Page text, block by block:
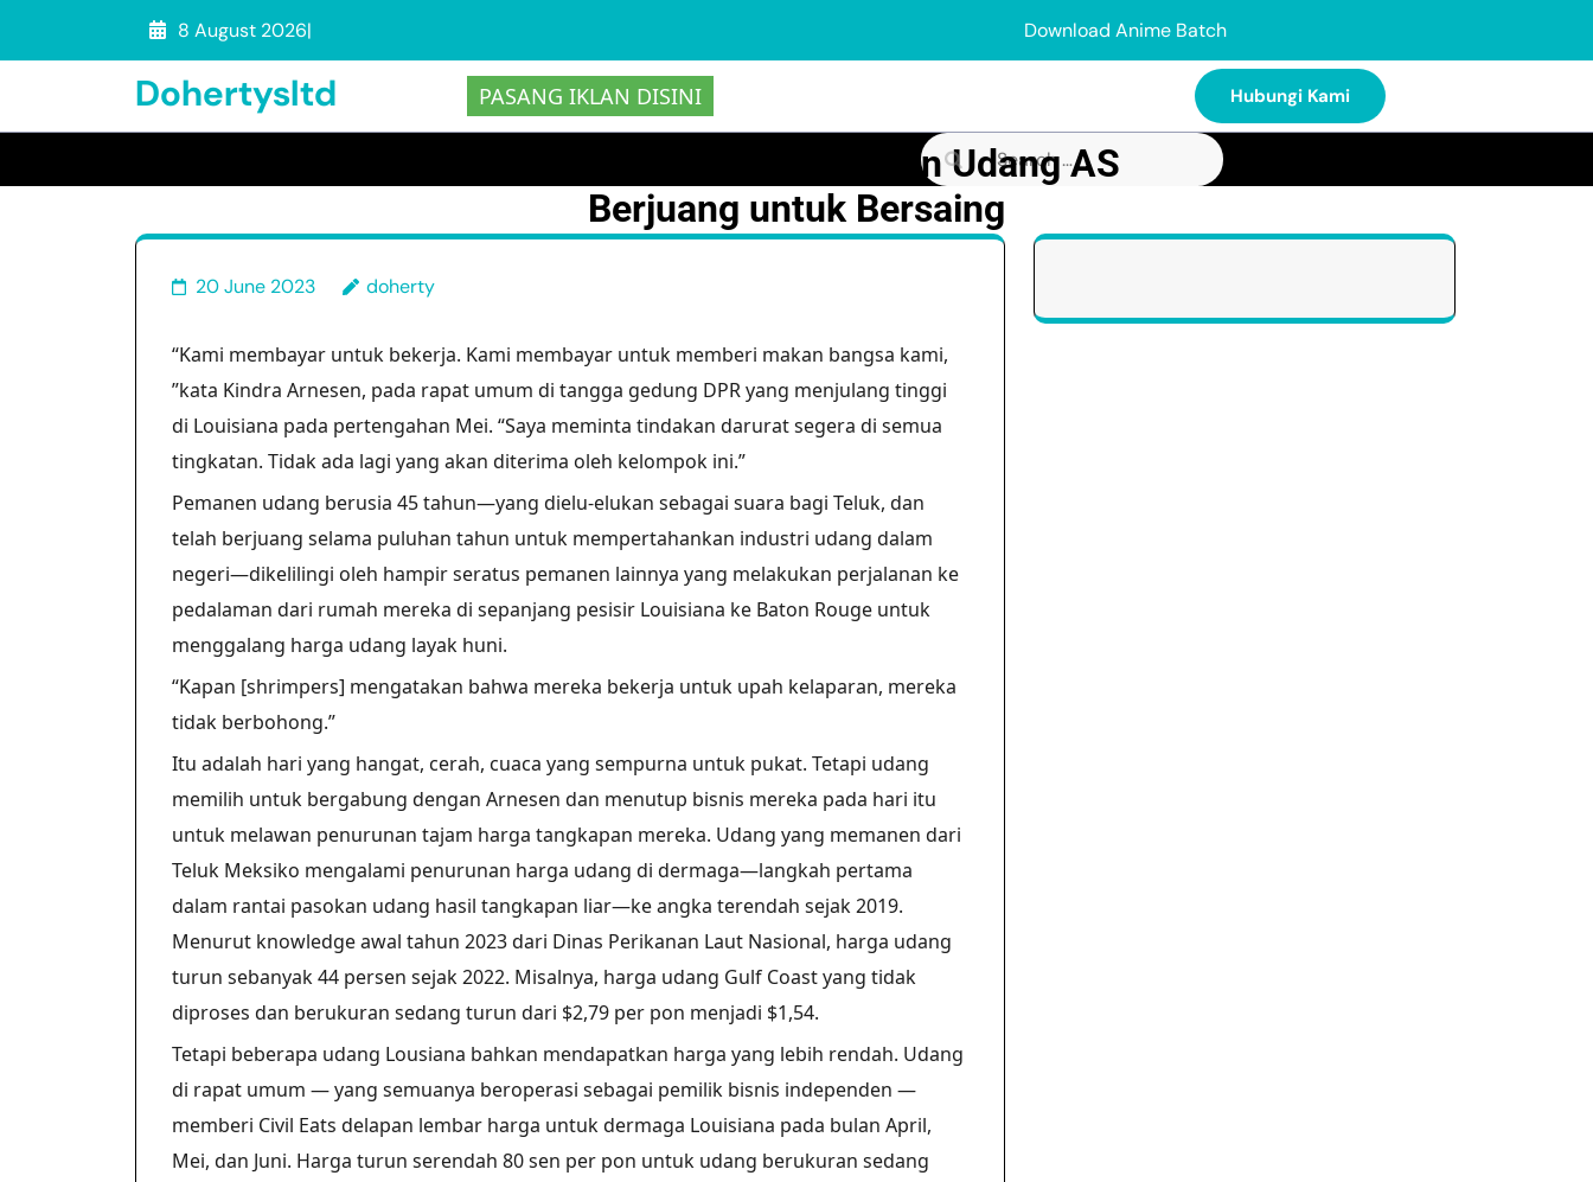
8 August 2026| Download Anime Batch
Dohertysltd PASANG IKLAN DISINI Hubungi Kami
Search
Impor Murah Meninggalkan Udang AS
Berjuang untuk Bersaing
20 June 2023 doherty
“Kami membayar untuk bekerja. Kami membayar untuk memberi makan bangsa kami,
”kata Kindra Arnesen, pada rapat umum di tangga gedung DPR yang menjulang tinggi
di Louisiana pada pertengahan Mei. “Saya meminta tindakan darurat segera di semua
tingkatan. Tidak ada lagi yang akan diterima oleh kelompok ini.”
Pemanen udang berusia 45 tahun—yang dielu-elukan sebagai suara bagi Teluk, dan
telah berjuang selama puluhan tahun untuk mempertahankan industri udang dalam
negeri—dikelilingi oleh hampir seratus pemanen lainnya yang melakukan perjalanan ke
pedalaman dari rumah mereka di sepanjang pesisir Louisiana ke Baton Rouge untuk
menggalang harga udang layak huni.
“Kapan [shrimpers] mengatakan bahwa mereka bekerja untuk upah kelaparan, mereka
tidak berbohong.”
Itu adalah hari yang hangat, cerah, cuaca yang sempurna untuk pukat. Tetapi udang
memilih untuk bergabung dengan Arnesen dan menutup bisnis mereka pada hari itu
untuk melawan penurunan tajam harga tangkapan mereka. Udang yang memanen dari
Teluk Meksiko mengalami penurunan harga udang di dermaga—langkah pertama
dalam rantai pasokan udang hasil tangkapan liar—ke angka terendah sejak 2019.
Menurut knowledge awal tahun 2023 dari Dinas Perikanan Laut Nasional, harga udang
turun sebanyak 44 persen sejak 2022. Misalnya, harga udang Gulf Coast yang tidak
diproses dan berukuran sedang turun dari $2,79 per pon menjadi $1,54.
Tetapi beberapa udang Lousiana bahkan mendapatkan harga yang lebih rendah. Udang
di rapat umum — yang semuanya beroperasi sebagai pemilik bisnis independen —
memberi Civil Eats delapan lembar harga untuk dermaga Louisiana pada bulan April,
Mei, dan Juni. Harga turun serendah 80 sen per pon untuk udang berukuran sedang